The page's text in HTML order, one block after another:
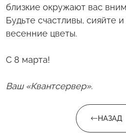
близкие окружают вас
Будьте счастливы, сияйте
весенние цветы.
С 8 марта!
Ваш «Квантсервер».
НАЗАД